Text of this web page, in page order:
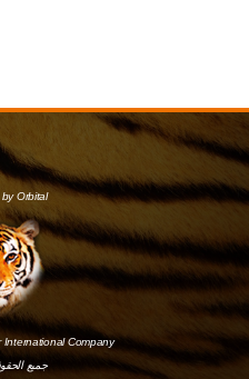
Orbital
Company.
جميع